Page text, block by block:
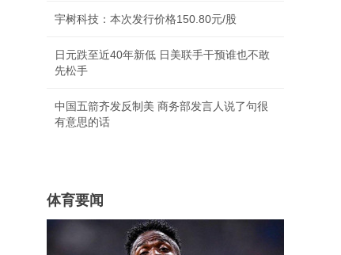
宇树科技：本次发行价格150.80元/股
日元跌至近40年新低 日美联手干预谁也不敢
先松手
中国五箭齐发反制美 商务部发言人说了句很
有意思的话
体育要闻